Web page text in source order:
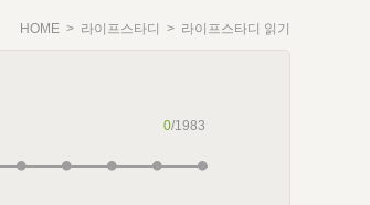
HOME > 라이프스타디 > 라이프스타디 읽기
0/1983